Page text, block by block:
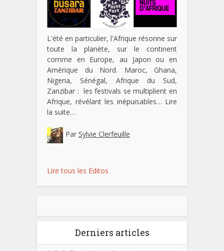
L'été en particulier, l'Afrique résonne sur
toute la planète, sur le continent
comme en Europe, au Japon ou en
Amérique du Nord. Maroc, Ghana,
Nigeria, Sénégal, Afrique du Sud,
Zanzibar : les festivals se multiplient en
Afrique, révélant les inépuisables… Lire
la suite…
Par Sylvie Clerfeuille
Lire tous les Editos
Derniers articles